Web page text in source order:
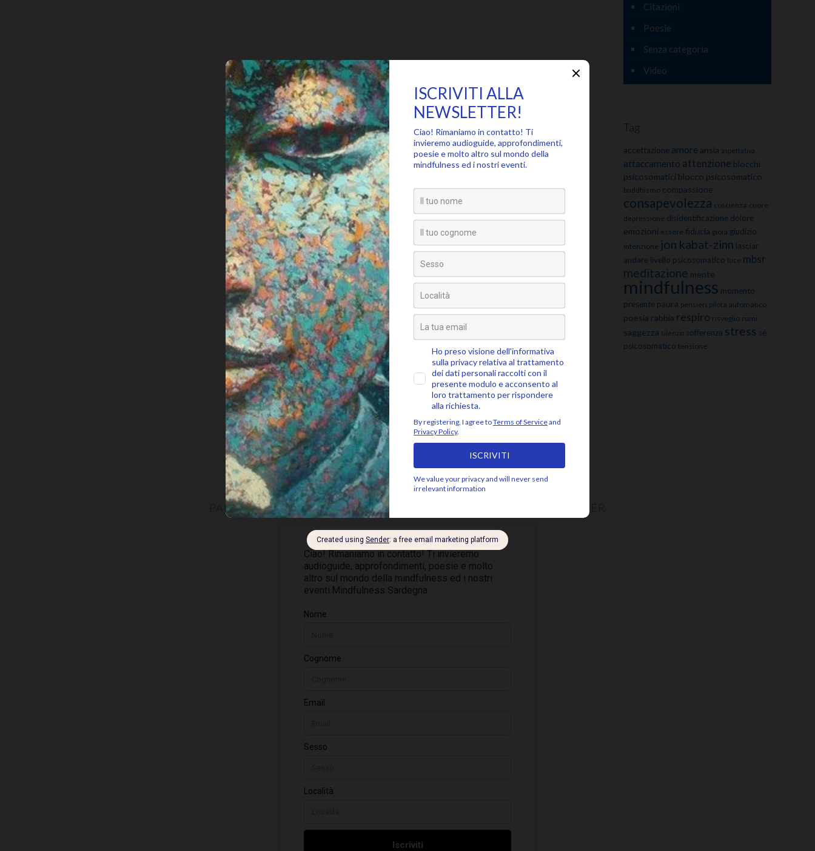
Citazioni
Poesie
Senza categoria
Video
Tag
accettazione amore ansia aspettativa
attaccamento attenzione blocchi
psicosomatici blocco psicosomatico
buddhismo compassione
consapevolezza coscienza cuore
depressione disidentificazione dolore
emozioni essere fiducia gioia giudizio
intenzione jon kabat-zinn lasciar
andare livello psicosomatico luce mbsr
meditazione mente
mindfulness momento
presente paura pensieri pilota automatico
poesia rabbia respiro risveglio rumi
saggezza silenzio sofferenza stress sé
psicosomatico tensione
SEGUICI SU
PARTECIPA ALLA COMMUNITY MINDFUL, ISCRIVITI ALLA NEWSLETTER